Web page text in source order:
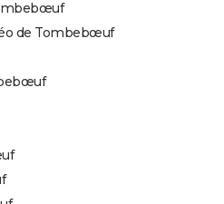
de Tombebœuf